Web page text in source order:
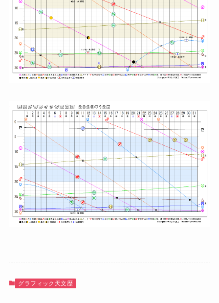
グラフィック天文歴